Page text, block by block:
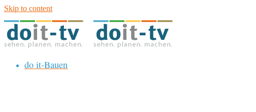
Skip to content
do it-Bauen